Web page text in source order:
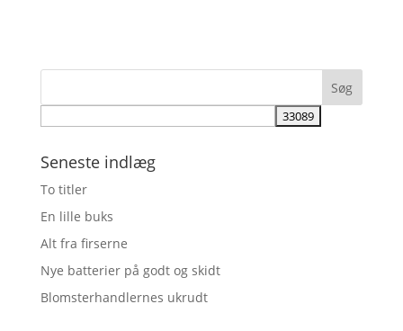
Seneste indlæg
To titler
En lille buks
Alt fra firserne
Nye batterier på godt og skidt
Blomsterhandlernes ukrudt